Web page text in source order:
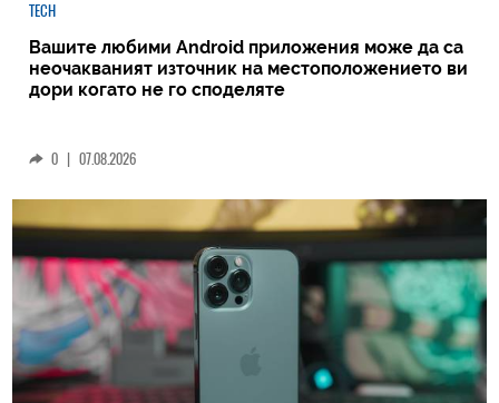
TECH
Вашите любими Android приложения може да са
неочакваният източник на местоположението ви
дори когато не го споделяте
0 | 07.08.2026